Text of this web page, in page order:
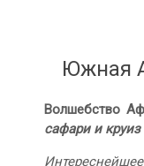
Южная
Волшебство
сафари и круиз